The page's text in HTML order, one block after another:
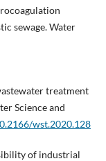
sewage. Water
treatment
Science and
wst.2020.128
of industrial